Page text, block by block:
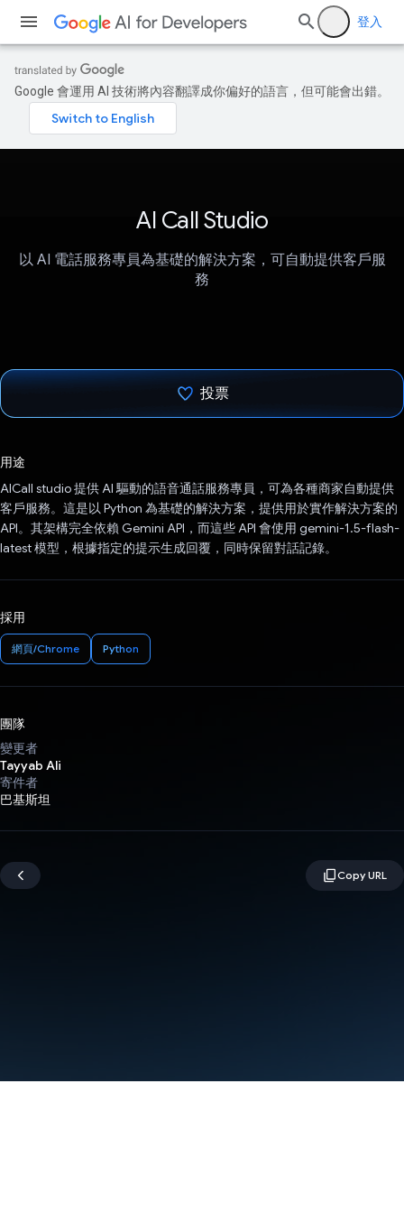
登入
Google 會運用 AI 技術將內容翻譯成你偏好的語言，但可能會出錯。
AI Call Studio
以 AI 電話服務專員為基礎的解決方案，可自動提供客戶服
務
投票
用途
AICall studio 提供 AI 驅動的語音通話服務專員，可為各種商家自動提供
客戶服務。這是以 Python 為基礎的解決方案，提供用於實作解決方案的
API。其架構完全依賴 Gemini API，而這些 API 會使用 gemini-1.5-flash-
latest 模型，根據指定的提示生成回覆，同時保留對話記錄。
採用
網頁/Chrome Python
團隊
變更者
Tayyab Ali
寄件者
巴基斯坦